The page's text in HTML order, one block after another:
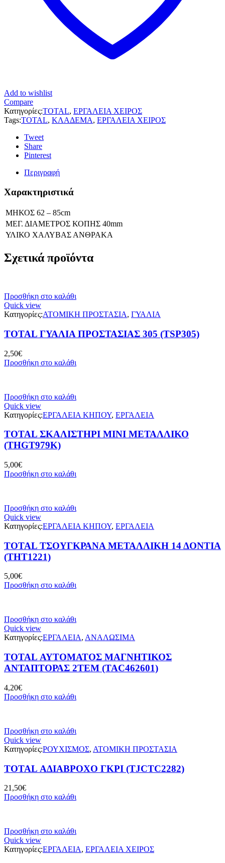
Add to wishlist
Compare
Κατηγορίες:TOTAL, ΕΡΓΑΛΕΙΑ ΧΕΙΡΟΣ
Tags:TOTAL, ΚΛΑΔΕΜΑ, ΕΡΓΑΛΕΙΑ ΧΕΙΡΟΣ
Tweet
Share
Pinterest
Περιγραφή
Χαρακτηριστικά
ΜΗΚΟΣ 62 – 85cm
ΜΕΓ. ΔΙΑΜΕΤΡΟΣ ΚΟΠΗΣ 40mm
ΥΛΙΚΟ ΧΑΛΥΒΑΣ ΑΝΘΡΑΚΑ
Σχετικά προϊόντα
Προσθήκη στο καλάθι
Quick view
Κατηγορίες:ΑΤΟΜΙΚΗ ΠΡΟΣΤΑΣΙΑ, ΓΥΑΛΙΑ
TOTAL ΓΥΑΛΙΑ ΠΡΟΣΤΑΣΙΑΣ 305 (TSP305)
2,50€
Προσθήκη στο καλάθι
Προσθήκη στο καλάθι
Quick view
Κατηγορίες:ΕΡΓΑΛΕΙΑ ΚΗΠΟΥ, ΕΡΓΑΛΕΙΑ
TOTAL ΣΚΑΛΙΣΤΗΡΙ MINI ΜΕΤΑΛΛΙΚΟ
(THGT979K)
5,00€
Προσθήκη στο καλάθι
Προσθήκη στο καλάθι
Quick view
Κατηγορίες:ΕΡΓΑΛΕΙΑ ΚΗΠΟΥ, ΕΡΓΑΛΕΙΑ
TOTAL ΤΣΟΥΓΚΡΑΝΑ ΜΕΤΑΛΛΙΚΗ 14 ΔΟΝΤΙΑ
(THT1221)
5,00€
Προσθήκη στο καλάθι
Προσθήκη στο καλάθι
Quick view
Κατηγορίες:ΕΡΓΑΛΕΙΑ, ΑΝΑΛΩΣΙΜΑ
TOTAL ΑΥΤΟΜΑΤΟΣ ΜΑΓΝΗΤΙΚΟΣ
ΑΝΤΑΠΤΟΡΑΣ 2ΤΕΜ (TAC462601)
4,20€
Προσθήκη στο καλάθι
Προσθήκη στο καλάθι
Quick view
Κατηγορίες:ΡΟΥΧΙΣΜΟΣ, ΑΤΟΜΙΚΗ ΠΡΟΣΤΑΣΙΑ
TOTAL ΑΔΙΑΒΡΟΧΟ ΓΚΡΙ (TJCTC2282)
21,50€
Προσθήκη στο καλάθι
Προσθήκη στο καλάθι
Quick view
Κατηγορίες:ΕΡΓΑΛΕΙΑ, ΕΡΓΑΛΕΙΑ ΧΕΙΡΟΣ